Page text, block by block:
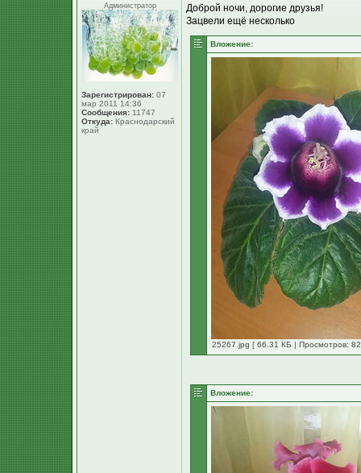
Администратор
Зарегистрирован: 07
мар 2011 14:36
Сообщения: 11747
Откуда: Краснодарский
край
Доброй ночи, дорогие друзья!
Зацвели ещё несколько
Вложение:
25267.jpg [ 66.31 КБ | Просмотров:
Вложение: